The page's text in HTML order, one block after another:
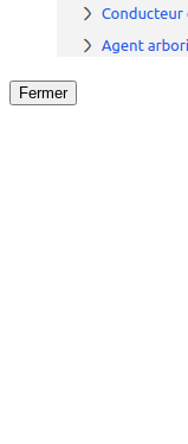
Fermer